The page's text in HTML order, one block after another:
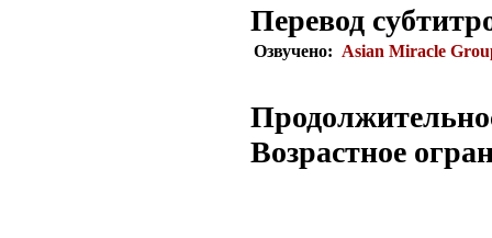
Перевод
Озвучено: Asian Miracle
Возрастное